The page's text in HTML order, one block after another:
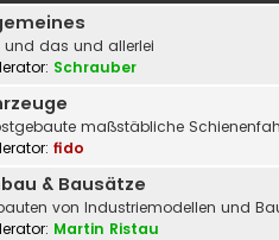
und das und allerlei
Schrauber
maßstäbliche
fido
& Bausätze
von Industriemodellen und
Martin Ristau